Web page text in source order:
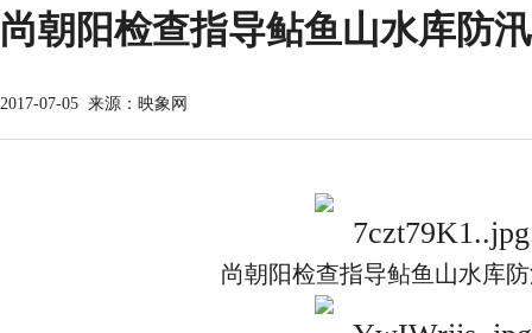
尚朝阳检查指导鲇鱼山水库防
2017-07-05 来源：映象网
尚朝阳检查指导鲇鱼山水库